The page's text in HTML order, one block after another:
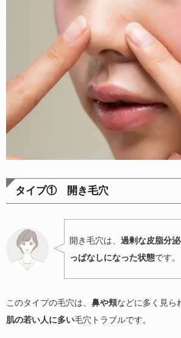
タイプ① 開き毛穴
開き毛穴は、 過剰な皮脂分
っぱなしになった状態です。
このタイプの毛穴は、 鼻や頬などに多く見ら
肌の若い人に多い毛穴トラブルです。